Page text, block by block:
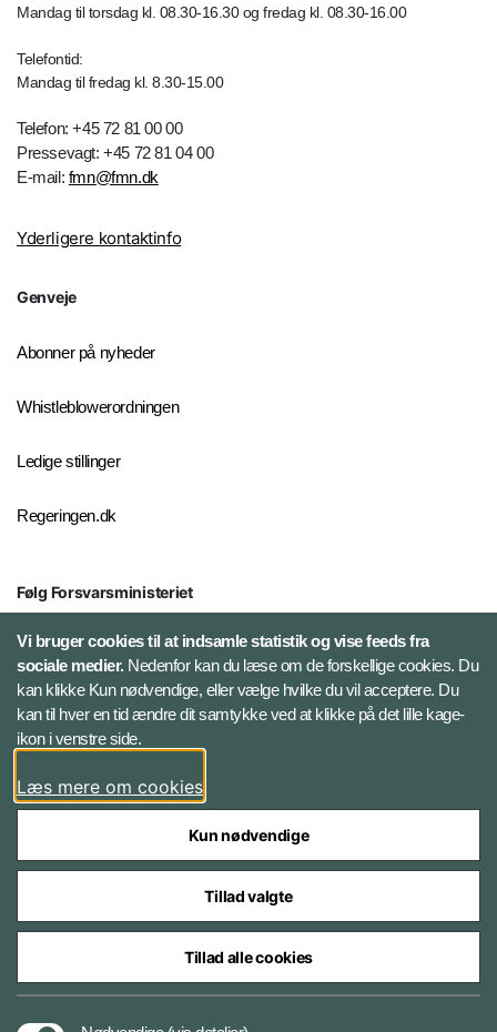
Mandag til torsdag kl. 08.30-16.30 og fredag kl. 08.30-16.00
Telefontid:
Mandag til fredag kl. 8.30-15.00
Telefon: +45 72 81 00 00
Pressevagt: +45 72 81 04 00
E-mail: fmn@fmn.dk
Yderligere kontaktinfo
Genveje
Abonner på nyheder
Whistleblowerordningen
Ledige stillinger
Regeringen.dk
Følg Forsvarsministeriet
X
LinkedIn
Instagram
Styrelser og myndigheder under Forsvarsministeriet
Vi bruger cookies til at indsamle statistik og vise feeds fra
sociale medier.Nedenfor kan du læse om de forskellige cookies. Du
kan klikke Kun nødvendige, eller vælge hvilke du vil acceptere. Du
kan til hver en tid ændre dit samtykke ved at klikke på det lille kage-
ikon i venstre side.
Læs mere om cookies
Kun nødvendige
Tillad valgte
Tillad alle cookies